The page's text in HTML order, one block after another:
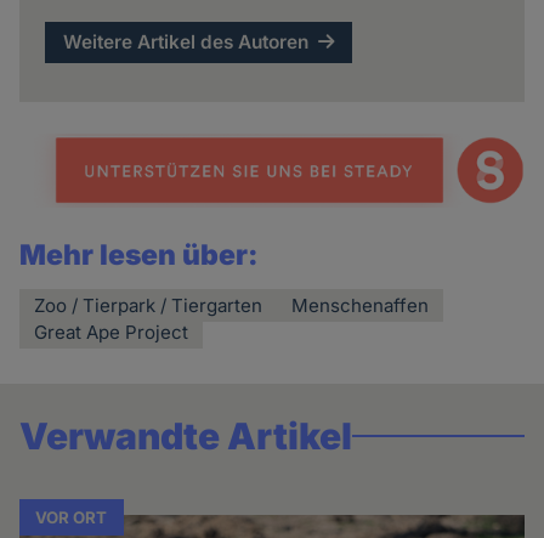
Weitere Artikel des Autoren
Mehr lesen über:
Zoo / Tierpark / Tiergarten
Menschenaffen
Great Ape Project
Verwandte Artikel
VOR ORT